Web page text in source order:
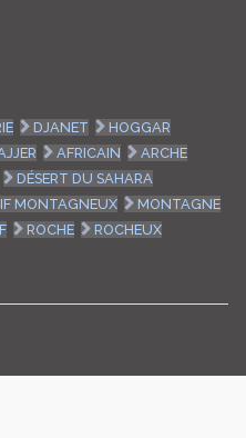
DJANET
HOGGAR
AFRICAIN
ARCHE
DÉSERT DU SAHARA
MONTAGNEUX
MONTAGNE
ROCHE
ROCHEUX